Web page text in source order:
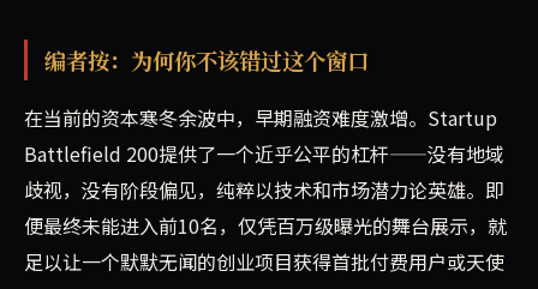
编者按：为何你不该错过这个窗口
在当前的资本寒冬余波中，早期融资难度激增。Startup
Battlefield 200提供了一个近乎公平的杠杆——没有地域
歧视，没有阶段偏见，纯粹以技术和市场潜力论英雄。即
便最终未能进入前10名，仅凭百万级曝光的舞台展示，就
足以让一个默默无闻的创业项目获得首批付费用户或天使